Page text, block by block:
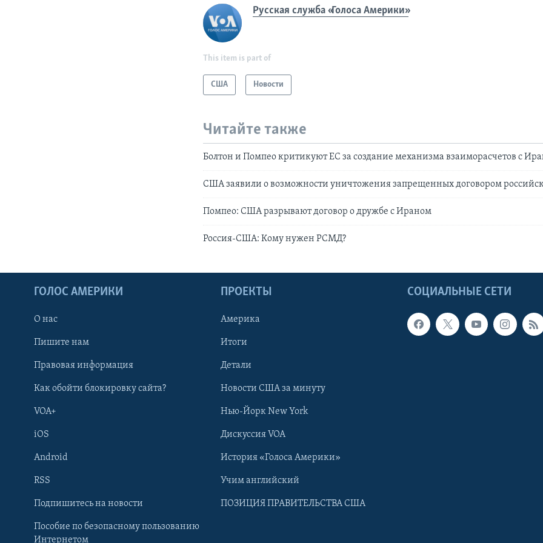
Learning English
Русская служба «Голоса Америки»
This item is part of
США Новости
Читайте также
Болтон и Помпео критикуют ЕС за создание механизма взаиморасчетов с
США заявили о возможности уничтожения запрещенных договором
Помпео: США разрывают договор о дружбе с Ираном
Россия-США: Кому нужен РСМД?
СОЦИАЛЬНЫЕ СЕТИ
ГОЛОС АМЕРИКИ
О нас
Пишите нам
Правовая информация
Как обойти блокировку сайта?
VOA+
iOS
Android
RSS
Подпишитесь на новости
Пособие по безопасному пользованию
Интернетом
ПРОЕКТЫ
Америка
Итоги
Детали
Новости США за минуту
Нью-Йорк New York
Дискуссия VOA
История «Голоса Америки»
Учим английский
ПОЗИЦИЯ ПРАВИТЕЛЬСТВА США